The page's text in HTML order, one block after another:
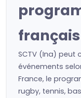
français
SCTV (Ina) peut
événements
France, le
rugby, tennis,